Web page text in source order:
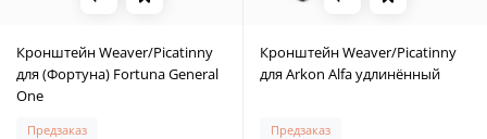
Кронштейн Weaver/Picatinny
для (Фортуна) Fortuna General
One
Предзаказ
Кронштейн Weaver/Picatinny
для Arkon Alfa удлинённый
Предзаказ